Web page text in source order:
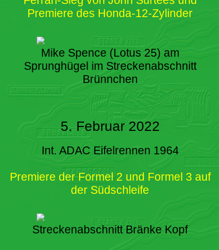
Premiere des Honda-12-Zylinder
Mike Spence (Lotus 25) am
Sprunghügel im Streckenabschnitt
Brünnchen
5. Februar 2022
Int. ADAC Eifelrennen 1964
Premiere der Formel 2 und Formel 3 auf
der Südschleife
Streckenabschnitt Bränke Kopf